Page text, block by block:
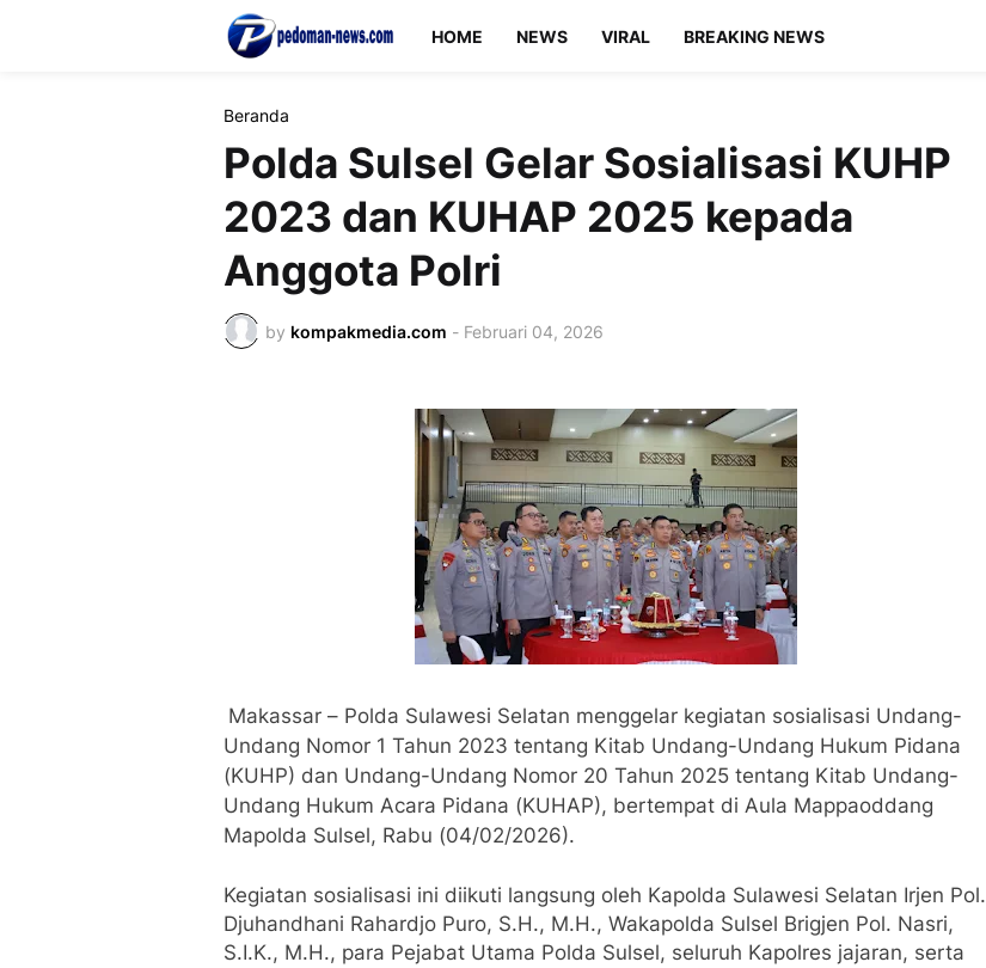
HOME NEWS VIRAL BREAKING NEWS
Beranda
Polda Sulsel Gelar Sosialisasi KUHP
2023 dan KUHAP 2025 kepada
Anggota Polri
by kompakmedia.com - Februari 04, 2026
Makassar – Polda Sulawesi Selatan menggelar kegiatan sosialisasi Undang-
Undang Nomor 1 Tahun 2023 tentang Kitab Undang-Undang Hukum Pidana
(KUHP) dan Undang-Undang Nomor 20 Tahun 2025 tentang Kitab Undang-
Undang Hukum Acara Pidana (KUHAP), bertempat di Aula Mappaoddang
Mapolda Sulsel, Rabu (04/02/2026).
Kegiatan sosialisasi ini diikuti langsung oleh Kapolda Sulawesi Selatan Irjen Pol.
Djuhandhani Rahardjo Puro, S.H., M.H., Wakapolda Sulsel Brigjen Pol. Nasri,
S.I.K., M.H., para Pejabat Utama Polda Sulsel, seluruh Kapolres jajaran, serta